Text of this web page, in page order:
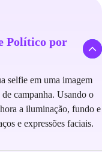
Político por
selfie em uma imagem
campanha. Usando o
a iluminação, fundo e
e expressões faciais.